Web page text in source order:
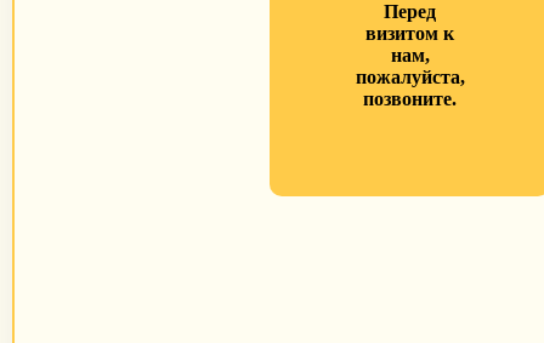
Перед
визитом к
нам,
пожалуйста,
позвоните.